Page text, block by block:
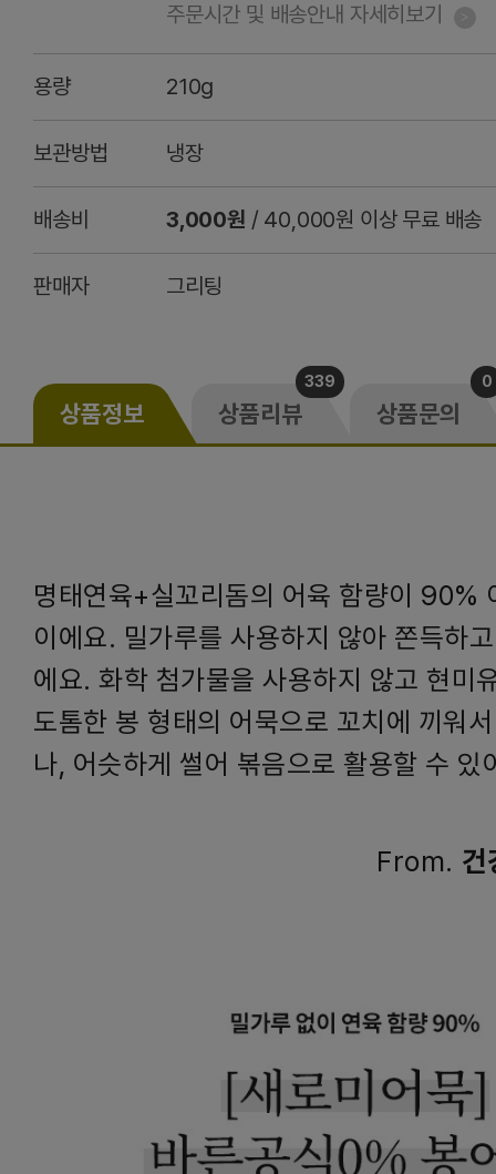
주문시간 및 배송안내 자세히보기
용량 210g
보관방법 냉장
배송비 3,000원 / 40,000원 이상 무료 배송
판매자 그리팅
상품정보 상품리뷰
339
상품문의
0
명태연육+실꼬리돔의 어육 함량이 90%
이에요. 밀가루를 사용하지 않아 쫀득하
에요. 화학 첨가물을 사용하지 않고 현미
도톰한 봉 형태의 어묵으로 꼬치에 끼워
나, 어슷하게 썰어 볶음으로 활용할 수 있
From. 건